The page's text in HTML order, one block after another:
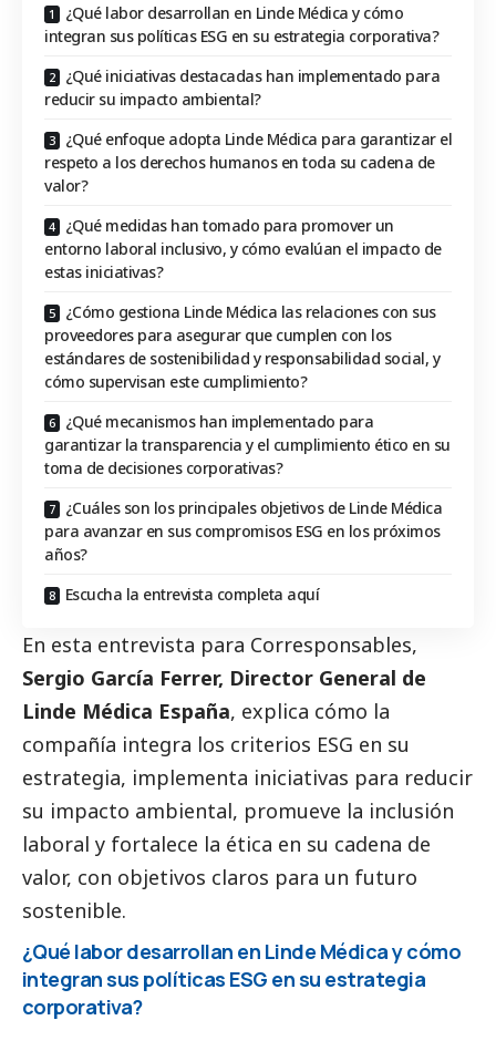
¿Qué labor desarrollan en Linde Médica y cómo
integran sus políticas ESG en su estrategia corporativa?
¿Qué iniciativas destacadas han implementado para
reducir su impacto ambiental?
¿Qué enfoque adopta Linde Médica para garantizar el
respeto a los derechos humanos en toda su cadena de
valor?
¿Qué medidas han tomado para promover un
entorno laboral inclusivo, y cómo evalúan el impacto de
estas iniciativas?
¿Cómo gestiona Linde Médica las relaciones con sus
proveedores para asegurar que cumplen con los
estándares de sostenibilidad y responsabilidad social, y
cómo supervisan este cumplimiento?
¿Qué mecanismos han implementado para
garantizar la transparencia y el cumplimiento ético en su
toma de decisiones corporativas?
¿Cuáles son los principales objetivos de Linde Médica
para avanzar en sus compromisos ESG en los próximos
años?
Escucha la entrevista completa aquí
En esta entrevista para Corresponsables,
Sergio García Ferrer, Director General de
Linde Médica España, explica cómo la
compañía integra los criterios ESG en su
estrategia, implementa iniciativas para reducir
su impacto ambiental, promueve la inclusión
laboral y fortalece la ética en su cadena de
valor, con objetivos claros para un futuro
sostenible.
¿Qué labor desarrollan en Linde Médica y cómo
integran sus políticas ESG en su estrategia
corporativa?